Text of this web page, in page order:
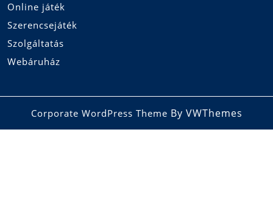
Online játék
Szerencsejáték
Szolgáltatás
Webáruház
Corporate WordPress Theme By VWThemes
Scroll